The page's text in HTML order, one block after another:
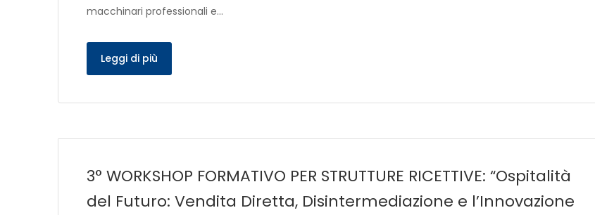
macchinari professionali e…
Leggi di più
3° WORKSHOP FORMATIVO PER STRUTTURE RICETTIVE: “Ospitalità
del Futuro: Vendita Diretta, Disintermediazione e l’Innovazione